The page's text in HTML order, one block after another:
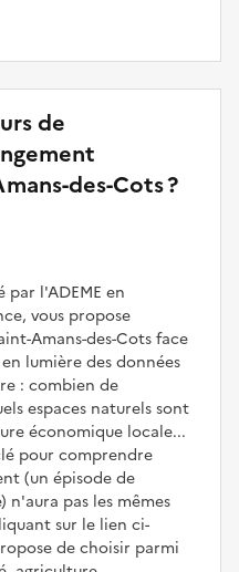
de
des-Cots ?
par l'ADEME en
vous propose
Amans-des-Cots face
lumière des données
: combien de
espaces naturels sont
économique locale...
pour comprendre
(un épisode de
n'aura pas les mêmes
sur le lien ci-
de choisir parmi